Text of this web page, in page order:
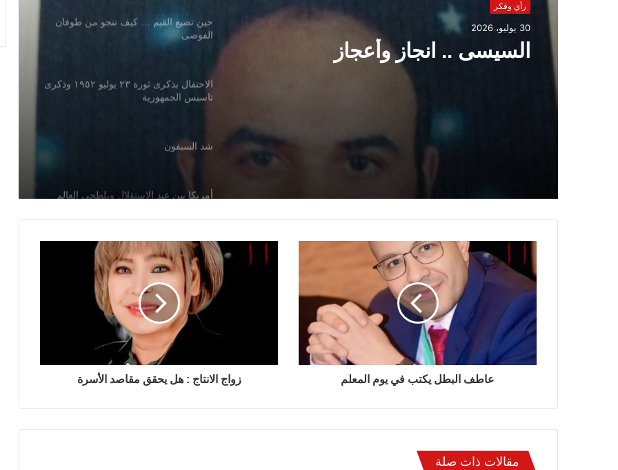
رأي وفكر
30 يوليو، 2026
السيسى .. انجاز وأعجاز
حين تضيع القيم … كيف ننجو من طوفان
الفوضى
الاحتفال بذكرى ثورة ٢٣ يوليو ١٩٥٢ وذكرى
تاسيس الجمهورية
شد السيفون
أمريكا بين عيد الاستقلال وبلطجى العالم
سحر التراث ينبض بالحياة انطلاق الدورة
الحادية والثلاثين لمهرجان النسيج بقصر هلال
بإيقاعات مرتضى الفتيتي وإبداع يسرا
الخضراوي بتقديمه
السيسى .. انجاز وأعجاز
حين تضيع القيم … كيف ننجو من طوفان
الفوضى
تاسيس الجمهورية
عاطف البطل يكتب في يوم المعلم زواج الانتاج : هل يحقق مقاصد الأسرة
مقالات ذات صلة
على سمعته.